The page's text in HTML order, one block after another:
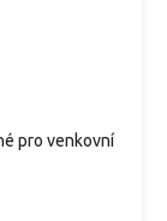
pro venkovní